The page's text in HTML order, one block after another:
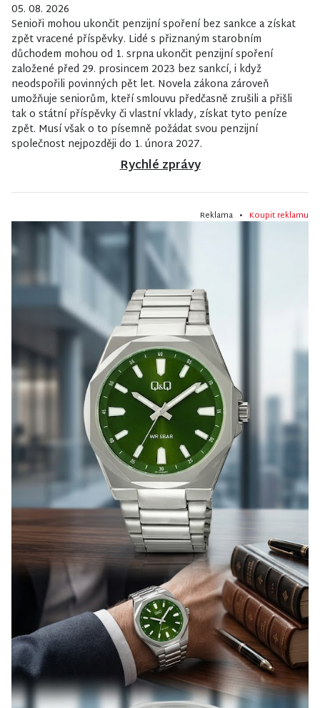
05. 08. 2026
Senioři mohou ukončit penzijní spoření bez sankce a získat
zpět vracené příspěvky. Lidé s přiznaným starobním
důchodem mohou od 1. srpna ukončit penzijní spoření
založené před 29. prosincem 2023 bez sankcí, i když
neodspořili povinných pět let. Novela zákona zároveň
umožňuje seniorům, kteří smlouvu předčasně zrušili a přišli
tak o státní příspěvky či vlastní vklady, získat tyto peníze
zpět. Musí však o to písemně požádat svou penzijní
společnost nejpozději do 1. února 2027.
Rychlé zprávy
Reklama • Koupit reklamu